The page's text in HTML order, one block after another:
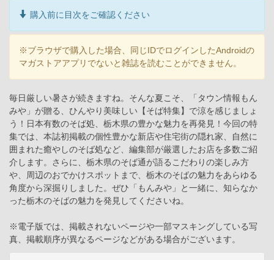
購入前に目次をご確認ください
※ブラウザで購入した場合、同じIDでログインしたAndroidの
マガストアアプリでないと雑誌を読むことができません。
毎日厳しい暑さが続きますね。そんな夏こそ、「タウン情報もん
みや」が贈る、ひんやり美味しい【そば特集】で涼を感じましょ
う！日本有数のそば処、栃木県の豊かな魅力を再発見！今回の特
集では、本誌初掲載の個性豊かな新店や住宅街の隠れ家、自然に
囲まれた癒やしのそば処など、編集部が厳選したお店を多数ご紹
介します。さらに、栃木県のそば通が語るこだわりの楽しみ方
や、周辺のおでかけスポットまで、栃木のそばの魅力をあらゆる
角度から深掘りしました。ぜひ「もんみや」と一緒に、知らなか
った栃木のそばの魅力を発見してくださいね。
※電子版では、掲載されないページや一部マスキングしている写
真、掲載順序が異なるページなどがある場合がございます。